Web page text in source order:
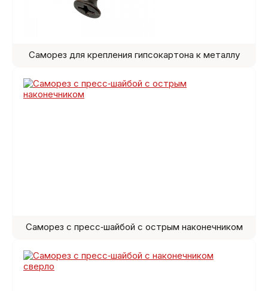
Саморез для крепления гипсокартона к металлу
Саморез с пресс‑шайбой с острым наконечником